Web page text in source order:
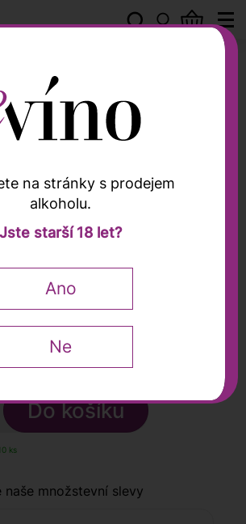
2022,
0,75l
ks
množstevní slevy
na stránky s prodejem
alkoholu.
Jste starší 18 let?
Ano
Ne